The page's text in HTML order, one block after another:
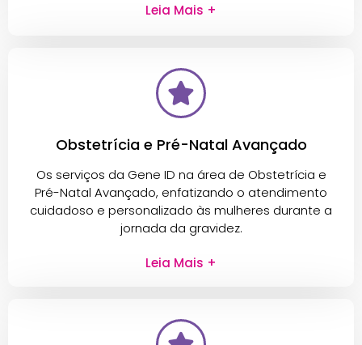
Leia Mais +
Obstetrícia e Pré-Natal Avançado
Os serviços da Gene ID na área de Obstetrícia e
Pré-Natal Avançado, enfatizando o atendimento
cuidadoso e personalizado às mulheres durante a
jornada da gravidez.
Leia Mais +